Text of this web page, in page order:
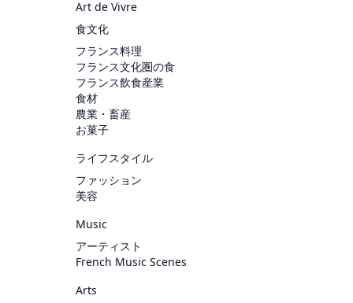
Art de Vivre
食文化
フランス料理
フランス文化圏の食
フランス飲食産業
食材
農業・畜産
お菓子
ライフスタイル
ファッション
美容
Music
アーティスト
French Music Scenes
Arts